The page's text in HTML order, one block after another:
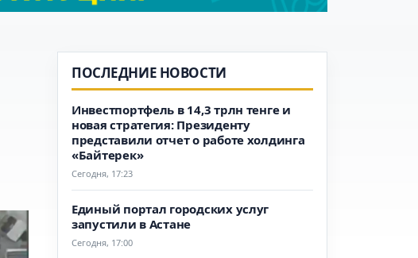
ПОСЛЕДНИЕ НОВОСТИ
Инвестпортфель в 14,3 трлн тенге и
новая стратегия: Президенту
представили отчет о работе холдинга
«Байтерек»
Сегодня, 17:23
Единый портал городских услуг
запустили в Астане
Сегодня, 17:00